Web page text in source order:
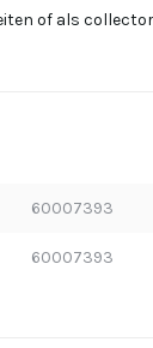
of als
60007393
60007393